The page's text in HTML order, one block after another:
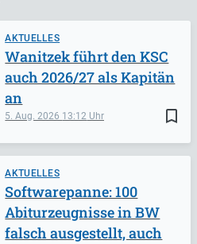
AKTUELLES
bookmark_border
5. Aug. 2026 13:12
Wanitzek führt den KSC
auch 2026/27 als Kapitän
an
AKTUELLES
Softwarepanne: 100
Abiturzeugnisse in BW
falsch ausgestellt, auch